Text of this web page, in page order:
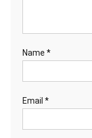
Name *
Email *